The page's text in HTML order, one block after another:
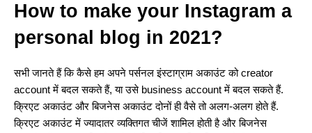
How to make your Instagram a
personal blog in 2021?
सभी जानते हैं कि कैसे हम अपने पर्सनल इंस्टाग्राम अकाउंट को creator
account में बदल सकते हैं, या उसे business account में बदल सकते हैं.
क्रिएट अकाउंट और बिजनेस अकाउंट दोनों ही वैसे तो अलग-अलग होते हैं.
क्रिएट अकाउंट में ज्यादातर व्यक्तिगत चीजें शामिल होती है और बिजनेस